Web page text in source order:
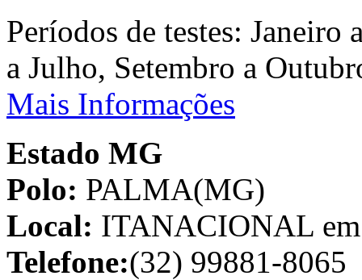
Períodos de testes:
a Julho, Setembro a
Mais Informações
Estado MG
Polo: PALMA(MG)
Local: ITANACIONAL
Telefone:(32) 99881-8065